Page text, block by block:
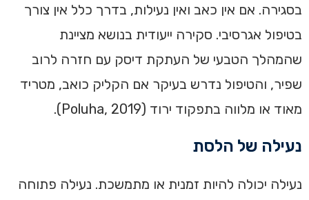
בסגירה. אם אין כאב ואין נעילות, בדרך כלל אין צורך
בטיפול אגרסיבי. סקירה ייעודית בנושא מציינת
שהמהלך הטבעי של העתקת דיסק עם חזרה לרוב
שפיר, והטיפול נדרש בעיקר אם הקליק כואב, מטריד
מאוד או מלווה בתפקוד ירוד (Poluha, 2019).
נעילה של הלסת
נעילה יכולה להיות זמנית או מתמשכת. נעילה פתוחה